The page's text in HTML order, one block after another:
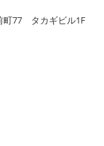
町77 タカギビル1F